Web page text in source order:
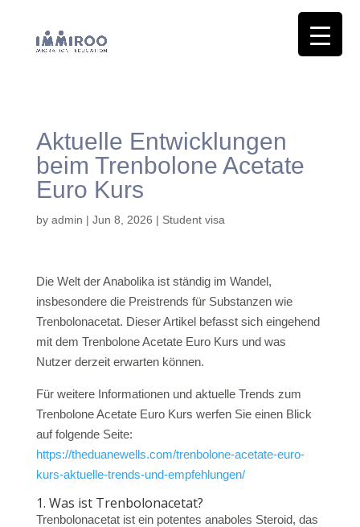
Aktuelle Entwicklungen
beim Trenbolone Acetate
Euro Kurs
by admin | Jun 8, 2026 | Student visa
Die Welt der Anabolika ist ständig im Wandel,
insbesondere die Preistrends für Substanzen wie
Trenbolonacetat. Dieser Artikel befasst sich eingehend
mit dem Trenbolone Acetate Euro Kurs und was
Nutzer derzeit erwarten können.
Für weitere Informationen und aktuelle Trends zum
Trenbolone Acetate Euro Kurs werfen Sie einen Blick
auf folgende Seite:
https://theduanewells.com/trenbolone-acetate-euro-
kurs-aktuelle-trends-und-empfehlungen/
1. Was ist Trenbolonacetat?
Trenbolonacetat ist ein potentes anaboles Steroid, das